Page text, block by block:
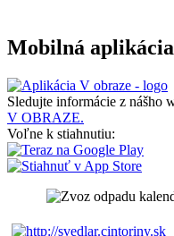
Mobilná aplikácia
Sledujte informácie z nášho
V OBRAZE.
Voľne k stiahnutiu: